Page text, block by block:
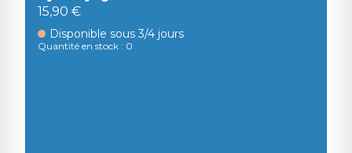
15,90 €
Disponible sous 3/4 jours
Quantité en stock : 0